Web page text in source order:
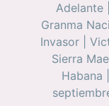
Adelante
Granma
Invasor
Sierra
Habana